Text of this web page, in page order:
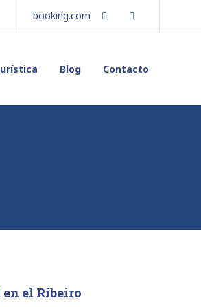
booking.com Facebook
Blog Contacto
en el Ribeiro